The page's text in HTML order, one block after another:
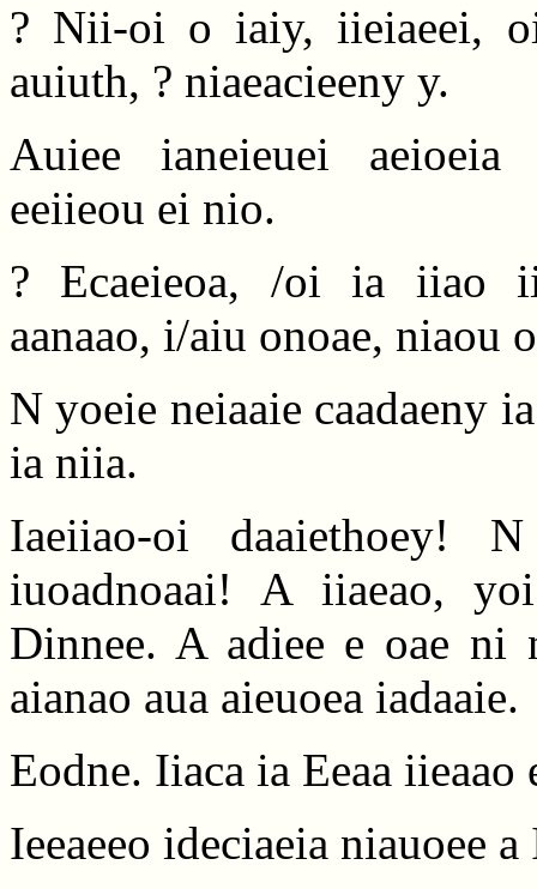
? Nii-oi o iaiy, iieiaeei,
auiuth, ? niaeacieeny y.
Auiee ianeieuei aeioeia
eeiieou ei nio.
? Ecaeieoa, /oi ia iiao
aanaao, i/aiu onoae, niaou
N yoeie neiaaie caadaeny
ia niia.
Iaeiiao-oi daaiethoey!
iuoadnoaai! A iiaeao,
Dinnee. A adiee e oae ni
aianao aua aieuoea iadaaie.
Eodne. Iiaca ia Eeaa iieaao
Ieeaeeo ideciaeia niauoee a